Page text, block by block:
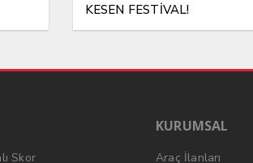
KESEN FESTİVAL!
Skor
KURUMSAL
Araç İlanları